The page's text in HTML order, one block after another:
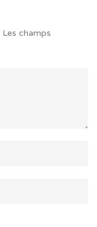
Les champs